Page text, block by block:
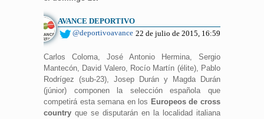
AVANCE DEPORTIVO
@deportivoavance 22 de julio de 2015, 16:59
Carlos Coloma, José Antonio Hermina, Sergio
Mantecón, David Valero, Rocío Martín (élite), Pablo
Rodrígez (sub-23), Josep Durán y Magda Durán
(júnior) componen la selección española que
competirá esta semana en los Europeos de cross
country que se disputarán en la localidad italiana